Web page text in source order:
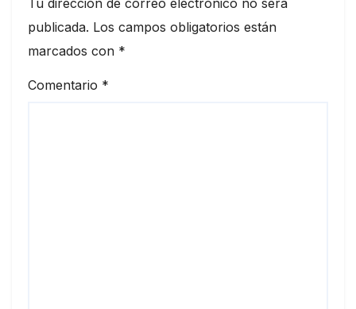
publicada. Los campos obligatorios están
marcados con *
Comentario *